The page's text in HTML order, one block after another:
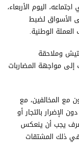
اليوم الأربعاء،
الأسواق لضبط
الوطنية.
وملاحقة
إلى مواجهة المضاربات
مع المخالفين، مع
الإضرار بالتجار أو
يجب أن ينعكس
ذلك المشتقات